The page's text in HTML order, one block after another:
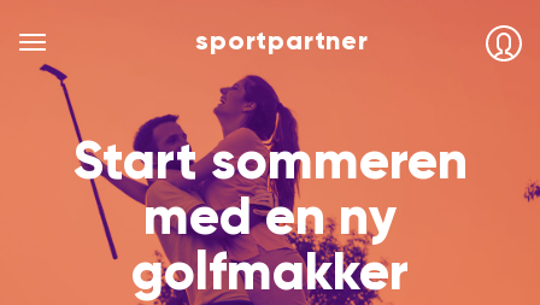
sportpartner
Start sommeren
med en ny
golfmakker